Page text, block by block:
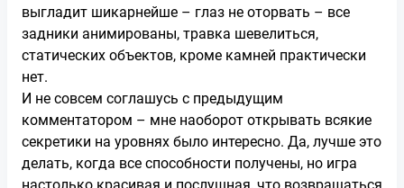
выгладит шикарнейше – глаз не оторвать – все
задники анимированы, травка шевелиться,
статических объектов, кроме камней практически
нет.
И не совсем соглашусь с предыдущим
комментатором – мне наоборот открывать всякие
секретики на уровнях было интересно. Да, лучше это
делать, когда все способности получены, но игра
настолько красивая и послушная, что возвращаться